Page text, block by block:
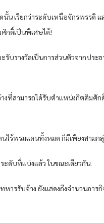
นั้น เรียกว่าระดับเหนือจักรพรรดิ แ
กดิ์เป็นพิเศษได้!
รับรางวัลเป็นการส่วนตัวจากประ
งที่สามารถได้รับตำแหน่งกิตติมศัก
นไร้พรมแดนทั้งหมด ก็มีเพียงสามก
ะดับที่แบ่งแล้ว ในขณะเดียวกัน.
หารรับจ้าง ยังแสดงถึงจำนวนภารกิ